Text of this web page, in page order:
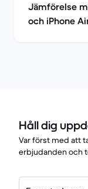
Jämförelse
och iPhone
Håll dig
Var först med att
erbjudanden och